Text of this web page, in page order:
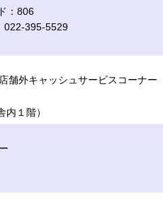
：806
022-395-5529
店舗外キャッシュサービスコーナー
１階）